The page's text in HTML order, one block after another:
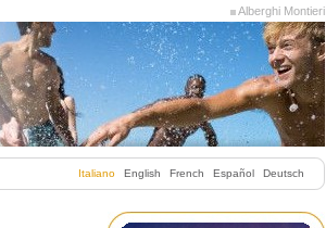
Alberghi Montieri
Italiano English French Español Deutsch